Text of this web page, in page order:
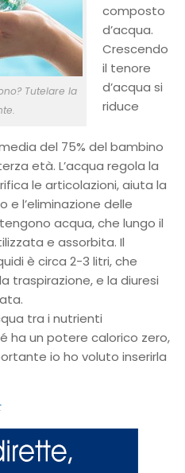
Tutelare la
d’acqua.
Crescendo
il tenore
d’acqua si
riduce
età. L’acqua regola la
le articolazioni, aiuta la
e l’eliminazione delle
acqua, che lungo il
e assorbita. Il
è circa 2-3 litri, che
traspirazione, e la diuresi
tra i nutrienti
un potere calorico zero,
io ho voluto inserirla